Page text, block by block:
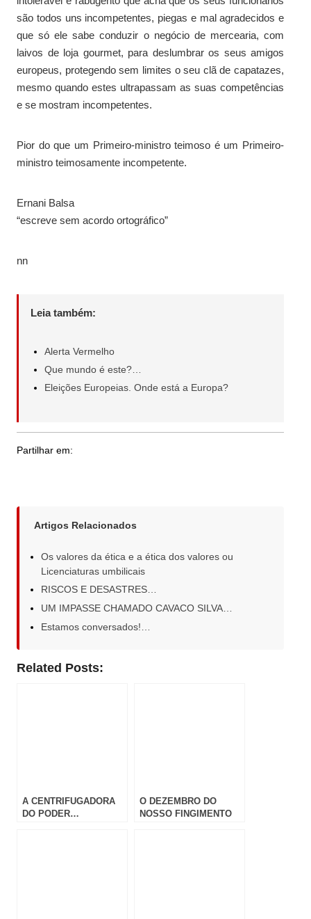
são todos uns incompetentes, piegas e mal agradecidos e
que só ele sabe conduzir o negócio de mercearia, com
laivos de loja gourmet, para deslumbrar os seus amigos
europeus, protegendo sem limites o seu clã de capatazes,
mesmo quando estes ultrapassam as suas competências
e se mostram incompetentes.
Pior do que um Primeiro-ministro teimoso é um Primeiro-
ministro teimosamente incompetente.
Ernani Balsa
“escreve sem acordo ortográfico”
nn
Leia também:
Alerta Vermelho
Que mundo é este?…
Eleições Europeias. Onde está a Europa?
Partilhar em:
Artigos Relacionados
Os valores da ética e a ética dos valores ou
Licenciaturas umbilicais
RISCOS E DESASTRES…
UM IMPASSE CHAMADO CAVACO SILVA…
Estamos conversados!…
Related Posts:
A CENTRIFUGADORA
DO PODER…
O DEZEMBRO DO
NOSSO FINGIMENTO